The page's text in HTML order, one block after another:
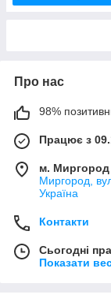
Про нас
98%
Працює з
м. Миргород
Миргород,
Україна
Контакти
Сьогодні
Показати